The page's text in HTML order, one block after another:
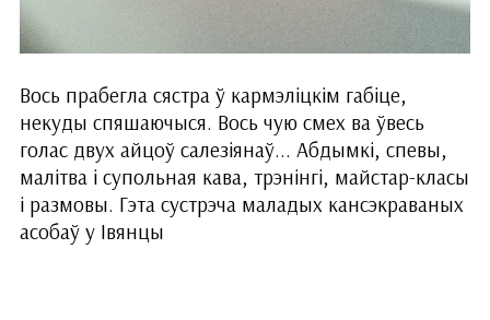
Вось прабегла сястра ў кармэліцкім габіце,
некуды спяшаючыся. Вось чую смех ва ўвесь
голас двух айцоў салезіянаў... Абдымкі, спевы,
малітва і супольная кава, трэнінгі, майстар-класы
і размовы. Гэта сустрэча маладых кансэкраваных
асобаў у Івянцы